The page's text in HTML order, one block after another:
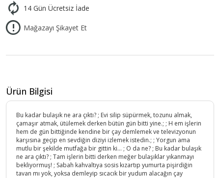
14 Gün Ücretsiz İade
Mağazayı Şikayet Et
Ürün Bilgisi
Bu kadar bulaşık ne ara çıktı? ; Evi silip süpürmek, tozunu almak,
çamaşır atmak, ütülemek derken bütün gün bitti yine.; ; H em işlerin
hem de gün bittiğinde kendine bir çay demlemek ve televizyonun
karşısına geçip en sevdiğin diziyi izlemek istedin.; ; Yorgun ama
mutlu bir şekilde mutfağa bir gittin ki… ; O da ne? ; Bu kadar bulaşık
ne ara çıktı? ; Tam işlerin bitti derken meğer bulaşıklar yıkanmayı
bekliyormuş! ; Sabah kahvaltıya sosis kızartıp yumurta pişirdiğin
tavan mı yok, yoksa demleyip sıcacık bir yudum alacağın çay